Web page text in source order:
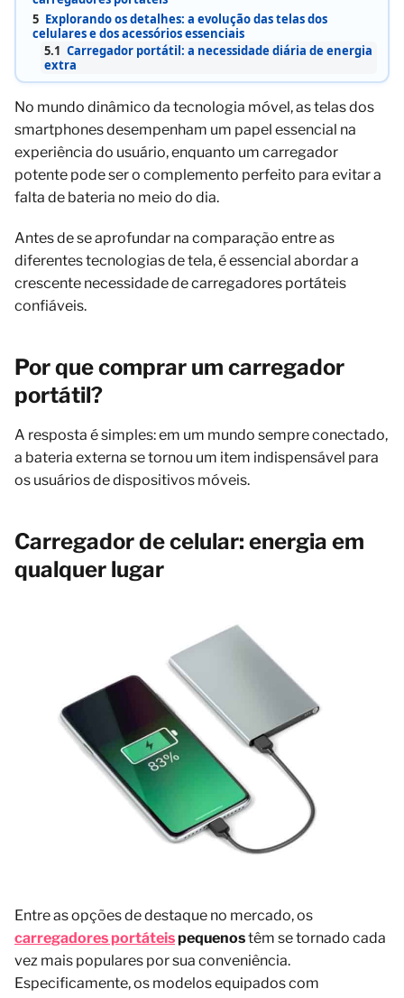
5 Explorando os detalhes: a evolução das telas dos
celulares e dos acessórios essenciais
5.1 Carregador portátil: a necessidade diária de energia
extra
No mundo dinâmico da tecnologia móvel, as telas dos
smartphones desempenham um papel essencial na
experiência do usuário, enquanto um carregador
potente pode ser o complemento perfeito para evitar a
falta de bateria no meio do dia.
Antes de se aprofundar na comparação entre as
diferentes tecnologias de tela, é essencial abordar a
crescente necessidade de carregadores portáteis
confiáveis.
Por que comprar um carregador
portátil?
A resposta é simples: em um mundo sempre conectado,
a bateria externa se tornou um item indispensável para
os usuários de dispositivos móveis.
Carregador de celular: energia em
qualquer lugar
Entre as opções de destaque no mercado, os
carregadores portáteispequenostêm se tornado cada
vez mais populares por sua conveniência.
Especificamente, os modelos equipados com